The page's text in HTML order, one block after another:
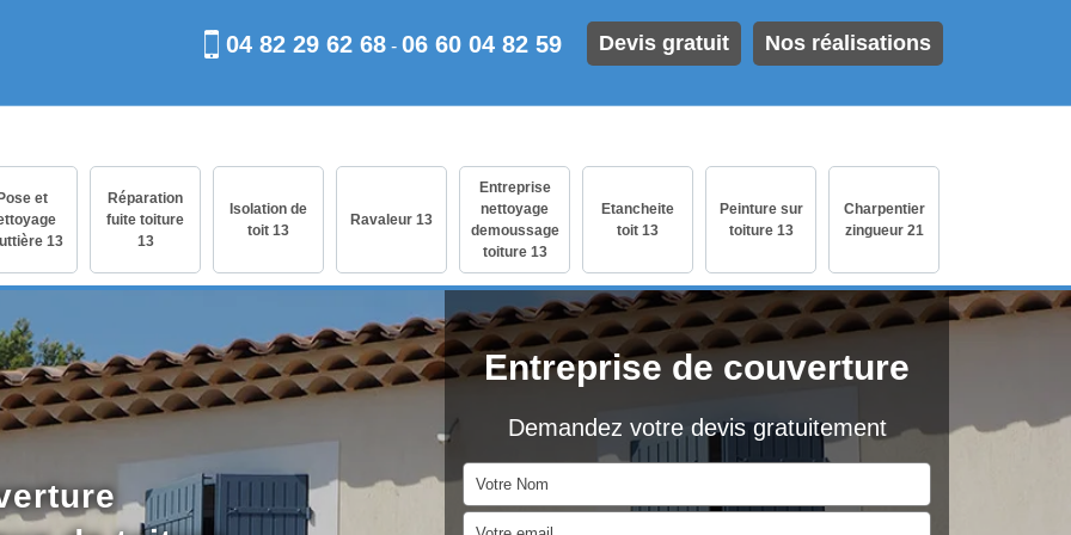
Devis gratuit Nos réalisations
04 82 29 62 68 - 06 60 04 82 59
et
13
Réparation
fuite toiture
13
Isolation de
toit 13
Ravaleur 13
Entreprise
nettoyage
demoussage
toiture 13
Etancheite
toit 13
Peinture sur
toiture 13
Charpentier
zingueur 21
Entreprise de couverture
Demandez votre devis gratuitement